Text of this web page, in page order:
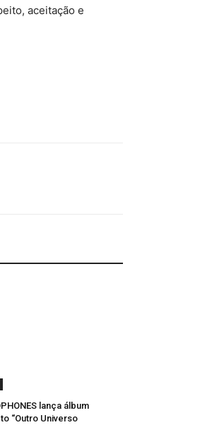
aceitação e
lança álbum
“Outro Universo